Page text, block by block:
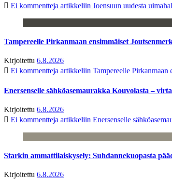
Ei kommentteja artikkeliin Joensuun uudesta
Tampereelle Pirkanmaan ensimmäiset
Kirjoitettu 6.8.2026
Ei kommentteja artikkeliin Tampereelle Pirkanmaan
Enersenselle sähköasemaurakka Kouvolasta –
Kirjoitettu 6.8.2026
Ei kommentteja artikkeliin Enersenselle
Starkin ammattilaiskysely: Suhdannekuopasta
Kirjoitettu 6.8.2026